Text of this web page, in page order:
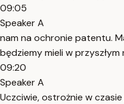
09:05
Speaker A
nam na ochronie patentu.
będziemy mieli w przyszłym
09:20
Speaker A
Uczciwie, ostrożnie w